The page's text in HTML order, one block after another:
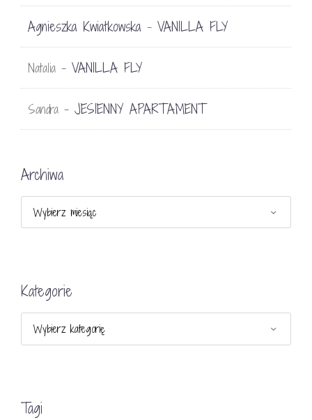
Agnieszka Kwiatkowska - VANILLA FLY
Natalia - VANILLA FLY
Sandra - JESIENNY APARTAMENT
Archiwa
Kategorie
Tagi